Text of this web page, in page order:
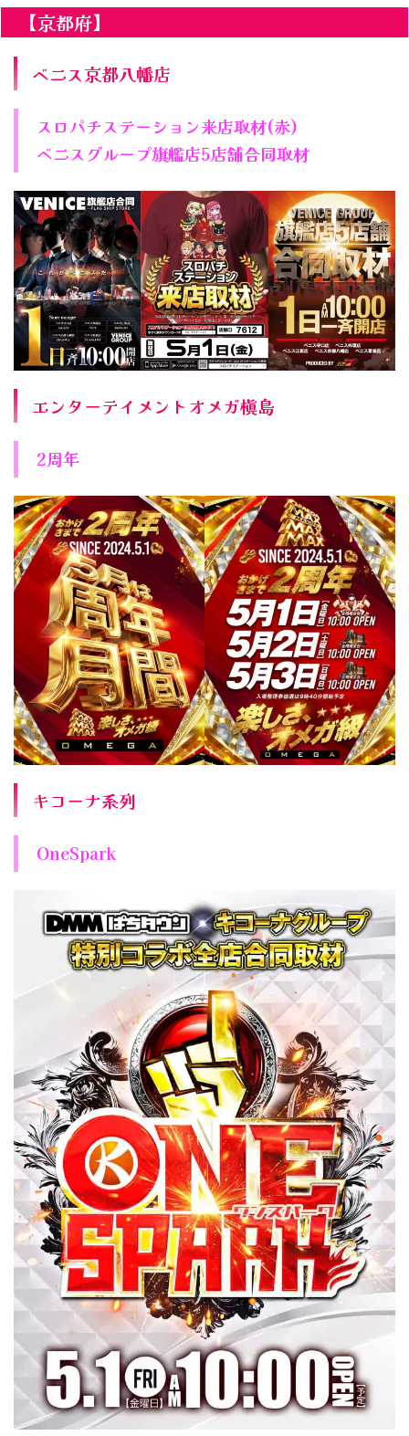
【京都府】
ベニス京都八幡店
スロパチステーション来店取材(赤)
ベニスグループ旗艦店5店舗合同取材
エンターテイメントオメガ槇島
2周年
キコーナ系列
OneSpark